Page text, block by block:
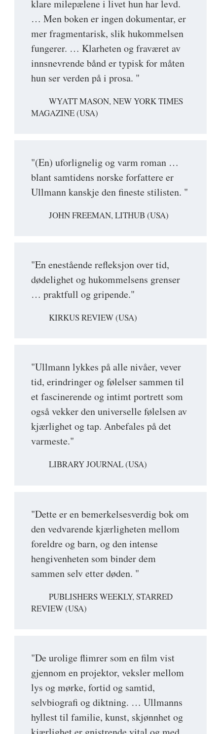
klare milepælene i livet hun har levd.
… Men boken er ingen dokumentar, er
mer fragmentarisk, slik hukommelsen
fungerer. … Klarheten og fraværet av
innsnevrende bånd er typisk for måten
hun ser verden på i prosa. "
WYATT MASON, NEW YORK TIMES
MAGAZINE (USA)
"(En) uforlignelig og varm roman …
blant samtidens norske forfattere er
Ullmann kanskje den fineste stilisten. "
JOHN FREEMAN, LITHUB (USA)
"En enestående refleksjon over tid,
dødelighet og hukommelsens grenser
… praktfull og gripende."
KIRKUS REVIEW (USA)
"Ullmann lykkes på alle nivåer, vever
tid, erindringer og følelser sammen til
et fascinerende og intimt portrett som
også vekker den universelle følelsen av
kjærlighet og tap. Anbefales på det
varmeste."
LIBRARY JOURNAL (USA)
"Dette er en bemerkelsesverdig bok om
den vedvarende kjærligheten mellom
foreldre og barn, og den intense
hengivenheten som binder dem
sammen selv etter døden. "
PUBLISHERS WEEKLY, STARRED
REVIEW (USA)
"De urolige flimrer som en film vist
gjennom en projektor, veksler mellom
lys og mørke, fortid og samtid,
selvbiografi og diktning. … Ullmanns
hyllest til familie, kunst, skjønnhet og